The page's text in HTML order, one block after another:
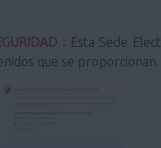
: Esta Sede
que se